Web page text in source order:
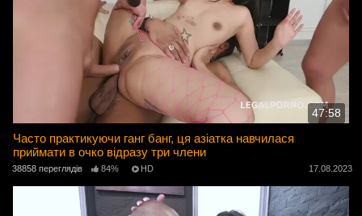
47:58
Часто практикуючи ганг банг, ця азіатка навчилася
приймати в очко відразу три члени
38858 переглядів 84% HD 17.08.2023